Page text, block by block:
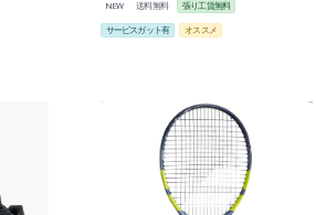
NEW 送料無料 張り工賃無料
サービスガット有 オススメ